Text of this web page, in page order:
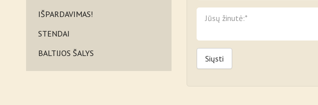
IŠPARDAVIMAS!
STENDAI
BALTIJOS ŠALYS
Siųsti